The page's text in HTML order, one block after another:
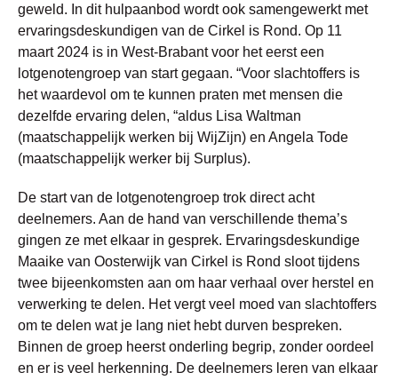
geweld. In dit hulpaanbod wordt ook samengewerkt met
ervaringsdeskundigen van de Cirkel is Rond. Op 11
maart 2024 is in West-Brabant voor het eerst een
lotgenotengroep van start gegaan. “Voor slachtoffers is
het waardevol om te kunnen praten met mensen die
dezelfde ervaring delen, “aldus Lisa Waltman
(maatschappelijk werken bij WijZijn) en Angela Tode
(maatschappelijk werker bij Surplus).
De start van de lotgenotengroep trok direct acht
deelnemers. Aan de hand van verschillende thema’s
gingen ze met elkaar in gesprek. Ervaringsdeskundige
Maaike van Oosterwijk van Cirkel is Rond sloot tijdens
twee bijeenkomsten aan om haar verhaal over herstel en
verwerking te delen. Het vergt veel moed van slachtoffers
om te delen wat je lang niet hebt durven bespreken.
Binnen de groep heerst onderling begrip, zonder oordeel
en er is veel herkenning. De deelnemers leren van elkaar